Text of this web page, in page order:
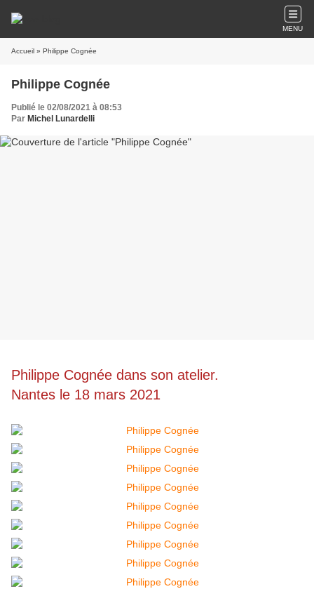
MENU
Accueil » Philippe Cognée
Philippe Cognée
Publié le 02/08/2021 à 08:53
Par Michel Lunardelli
Philippe Cognée dans son atelier.
Nantes le 18 mars 2021